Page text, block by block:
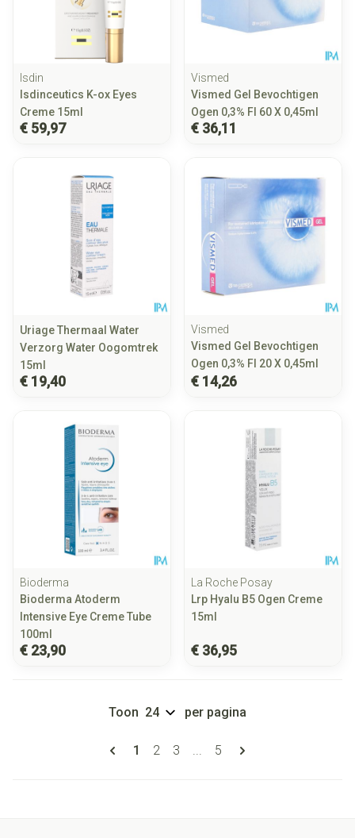
Isdin
Isdinceutics K-ox Eyes
Creme 15ml
€ 59,97
Vismed
Vismed Gel Bevochtigen
Ogen 0,3% Fl 60 X 0,45ml
€ 36,11
Uriage Thermaal Water
Verzorg Water Oogomtrek
15ml
€ 19,40
Vismed
Vismed Gel Bevochtigen
Ogen 0,3% Fl 20 X 0,45ml
€ 14,26
Bioderma
Bioderma Atoderm
Intensive Eye Creme Tube
100ml
€ 23,90
La Roche Posay
Lrp Hyalu B5 Ogen Creme
15ml
€ 36,95
Pagina's
U lees momenteel pagina
1 Pagina
2 Pagina
3 ... Pagina
5
Toon per pagina